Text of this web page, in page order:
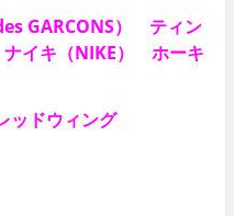
GARCONS） ティン
イキ（NIKE） ホーキ
ドウィング